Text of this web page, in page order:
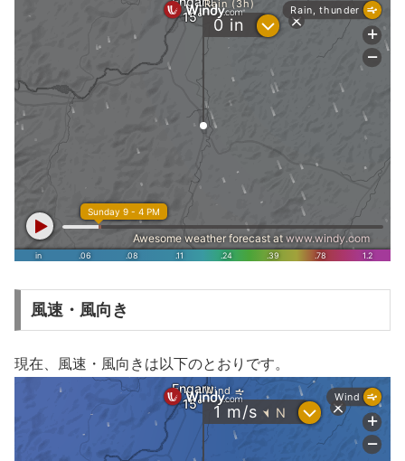
風速・風向き
現在、風速・風向きは以下のとおりです。